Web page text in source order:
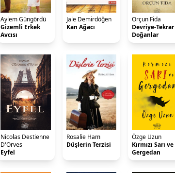
Aylem Güngördü
Gizemli Erkek
Avcısı
Jale Demirdöğen
Kan Ağacı
Orçun Fida
Devriye-Tekrar
Doğanlar
Nicolas Destienne
D'Orves
Eyfel
Rosalie Ham
Düşlerin Terzisi
Özge Uzun
Kırmızı Sarı ve
Gergedan